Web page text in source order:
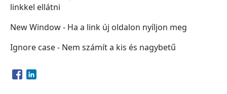
linkkel ellátni
New Window - Ha a link új oldalon nyíljon meg
Ignore case - Nem számít a kis és nagybetű
Opens in a new window
Opens in a new window